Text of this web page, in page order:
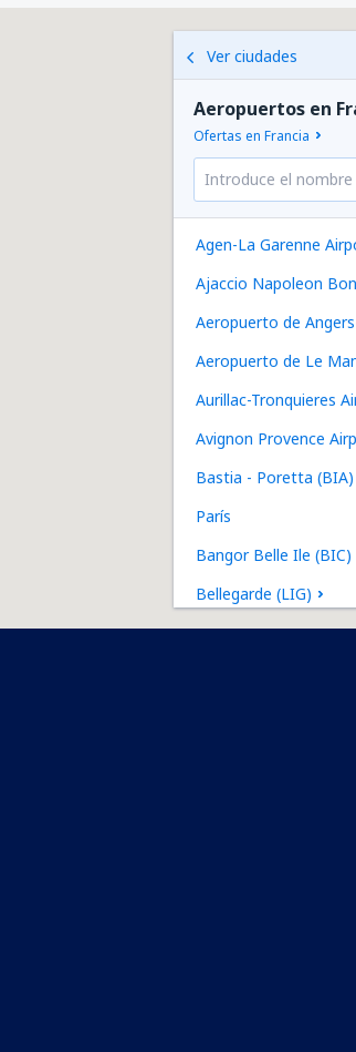
Ver ciudades
Aeropuertos en
Ofertas en Francia
Agen-La Garenne
Ajaccio Napoleon
Aeropuerto de
Aeropuerto de Le
Aurillac-Tronquieres
Avignon Provence
Bastia - Poretta (BIA)
París
Bangor Belle Ile (BIC)
Bellegarde (LIG)
Bergerac Roumaniere
Brest Bretagne
Castres–Mazamet